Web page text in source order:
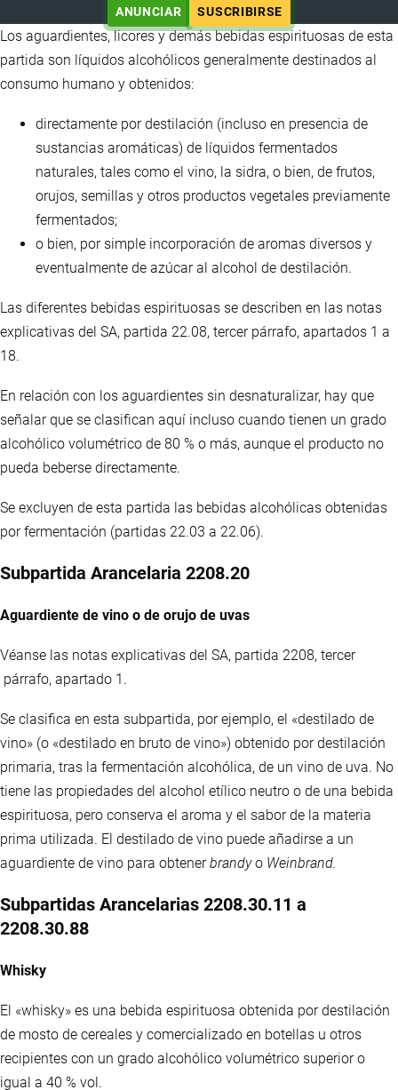
ANUNCIAR
SUSCRIBIRSE
Los aguardientes, licores y demás bebidas espirituosas de esta
partida son líquidos alcohólicos generalmente destinados al
consumo humano y obtenidos:
directamente por destilación (incluso en presencia de
sustancias aromáticas) de líquidos fermentados
naturales, tales como el vino, la sidra, o bien, de frutos,
orujos, semillas y otros productos vegetales previamente
fermentados;
o bien, por simple incorporación de aromas diversos y
eventualmente de azúcar al alcohol de destilación.
Las diferentes bebidas espirituosas se describen en las notas
explicativas del SA, partida 22.08, tercer párrafo, apartados 1 a
18.
En relación con los aguardientes sin desnaturalizar, hay que
señalar que se clasifican aquí incluso cuando tienen un grado
alcohólico volumétrico de 80 % o más, aunque el producto no
pueda beberse directamente.
Se excluyen de esta partida las bebidas alcohólicas obtenidas
por fermentación (partidas 22.03 a 22.06).
Subpartida Arancelaria 2208.20
Aguardiente de vino o de orujo de uvas
Véanse las notas explicativas del SA, partida 2208, tercer
párrafo, apartado 1.
Se clasifica en esta subpartida, por ejemplo, el «destilado de
vino» (o «destilado en bruto de vino») obtenido por destilación
primaria, tras la fermentación alcohólica, de un vino de uva. No
tiene las propiedades del alcohol etílico neutro o de una bebida
espirituosa, pero conserva el aroma y el sabor de la materia
prima utilizada. El destilado de vino puede añadirse a un
aguardiente de vino para obtenerbrandyo Weinbrand.
Subpartidas Arancelarias 2208.30.11 a
2208.30.88
Whisky
El «whisky» es una bebida espirituosa obtenida por destilación
de mosto de cereales y comercializado en botellas u otros
recipientes con un grado alcohólico volumétrico superior o
igual a 40 % vol.